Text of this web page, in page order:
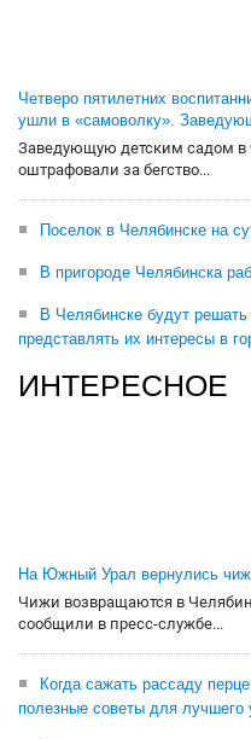
Четверо пятилетних
ушли в «самоволку».
Заведующую детским садом в
оштрафовали за бегство...
Поселок в Челябинске на
В пригороде Челябинска
В Челябинске будут решать
представлять их интересы в
ИНТЕРЕСНОЕ
На Южный Урал вернулись
Чижи возвращаются в
сообщили в пресс-службе...
Когда сажать рассаду
полезные советы для лучшего